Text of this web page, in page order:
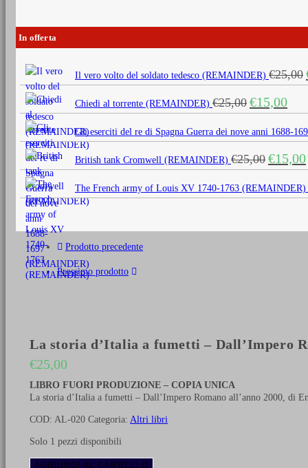
In offerta
Il vero volto del soldato tedesco (REMAINDER) €25,00
Chiedi al torrente (REMAINDER) €25,00 Il
prezzo
originale
era:
€25,00.
€15,00
è:
Gli eserciti del re di Spagna Guerra dei nove anni 1688-
British tank Cromwell (REMAINDER) €25,00 Il
prezzo
originale
era:
€15,00
The French army of Louis XV 1740-1763 (REMAINDER)
Prodotto precedente
Prossimo prodotto
La storia d’Italia a fumetti – Dall’Impero
€25,00
LIBRO FUORI PRODUZIONE – COPIA UNICA
La storia d’Italia a fumetti – Dall’Impero Romano all’anno 2000, di
COD: AL-020 Categoria: Altri libri
Solo 1 pezzi disponibili
La
AGGIUNGI AL CARRELLO